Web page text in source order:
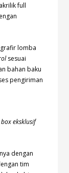
full
lomba
sesuai
bahan baku
pengiriman
eksklusif
dengan
tim